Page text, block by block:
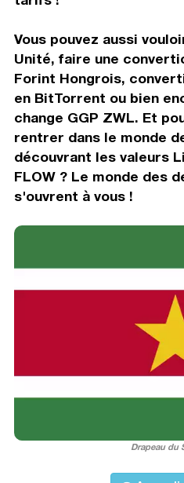
Vous pouvez aussi
Unité, faire une
Forint Hongrois,
en BitTorrent ou bien
change GGP ZWL. Et
rentrer dans le monde
découvrant les valeurs
FLOW ? Le monde des
s'ouvrent à vous !
Drapeau du